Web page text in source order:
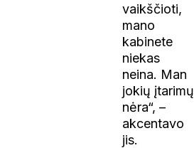
vaikščioti,
mano
kabinete
niekas
neina. Man
jokių įtarimų
nėra“, –
akcentavo
jis.